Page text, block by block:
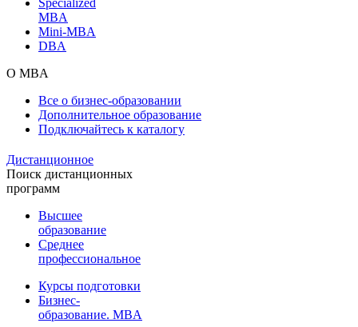
MBA
Mini-MBA
DBA
О MBA
Все о бизнес-образовании
Дополнительное образование
Подключайтесь к каталогу
Дистанционное
Поиск дистанционных
программ
Высшее
образование
Среднее
профессиональное
Курсы подготовки
Бизнес-
образование. MBA